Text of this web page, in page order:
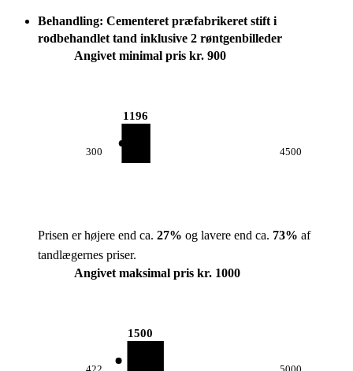
Behandling: Cementeret præfabrikeret stift i
rodbehandlet tand inklusive 2 røntgenbilleder
Angivet minimal pris kr. 900
300
1196
4500
Prisen er højere end ca. 27% og lavere end ca. 73% af
tandlægernes priser.
Angivet maksimal pris kr. 1000
1500